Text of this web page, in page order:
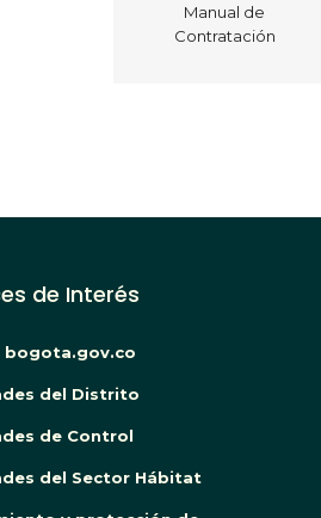
Manual de
Contratación
de Interés
bogota.gov.co
del Distrito
de Control
del Sector Hábitat